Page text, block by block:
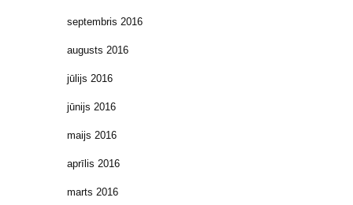
septembris 2016
augusts 2016
jūlijs 2016
jūnijs 2016
maijs 2016
aprīlis 2016
marts 2016